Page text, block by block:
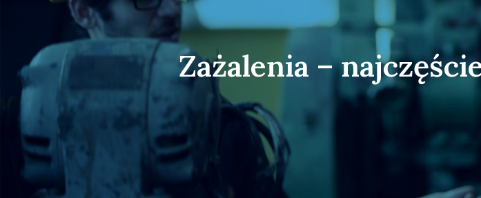
Zażalenia –